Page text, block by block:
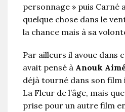
personnage » puis Carné
quelque chose dans le
la chance mais à sa
Par ailleurs il avoue dans
avait pensé à Anouk
déjà tourné dans son film
La Fleur de l’âge, mais
prise pour un autre film